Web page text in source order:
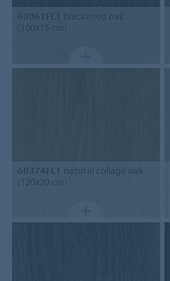
60061FL1
blackened oak
(100x15 cm)
60374FL1 natural collage oak
(120x20 cm)